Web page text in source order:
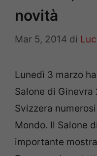
novità
Mar 5, 2014 di
Lunedì 3 marzo
Salone di
Svizzera
Mondo. Il Salone
importante